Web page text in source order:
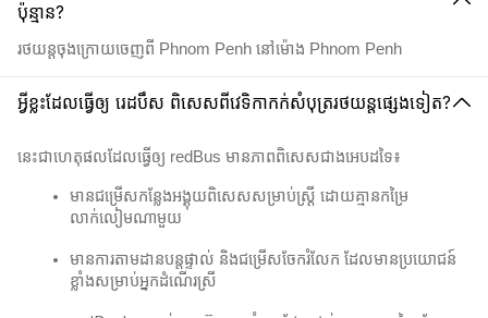
ប៉ុន្មាន?
រថយន្តចុងក្រោយចេញពី Phnom Penh នៅម៉ោង Phnom Penh
អ្វីខ្លះដែលធ្វើឲ្យ រេដបឹស ពិសេសពីវេទិកាកក់សំបុត្ររថយន្តផ្សេងទៀត?
នេះជាហេតុផលដែលធ្វើឲ្យ redBus មានភាពពិសេសជាងអេបដទៃ៖
មានជម្រើសកន្លែងអង្គុយពិសេសសម្រាប់ស្ត្រី ដោយគ្មានកម្រៃ
លាក់លៀមណាមួយ
មានការតាមដានបន្តផ្ទាល់ និងជម្រើសចែករំលែក ដែលមានប្រយោជន៍
ខ្លាំងសម្រាប់អ្នកដំណើរស្រី